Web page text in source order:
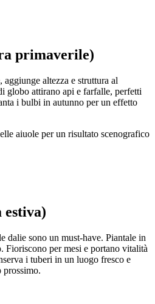
primaverile)
altezza e struttura al
globo attirano api e farfalle, perfetti
i bulbi in autunno per un effetto
aiuole per un risultato scenografico
dalie sono un must-have. Piantale in
Fioriscono per mesi e portano vitalità
i tuberi in un luogo fresco e
prossimo.